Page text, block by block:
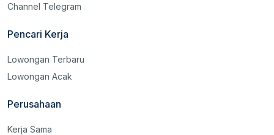
Channel Telegram
Pencari Kerja
Lowongan Terbaru
Lowongan Acak
Perusahaan
Kerja Sama